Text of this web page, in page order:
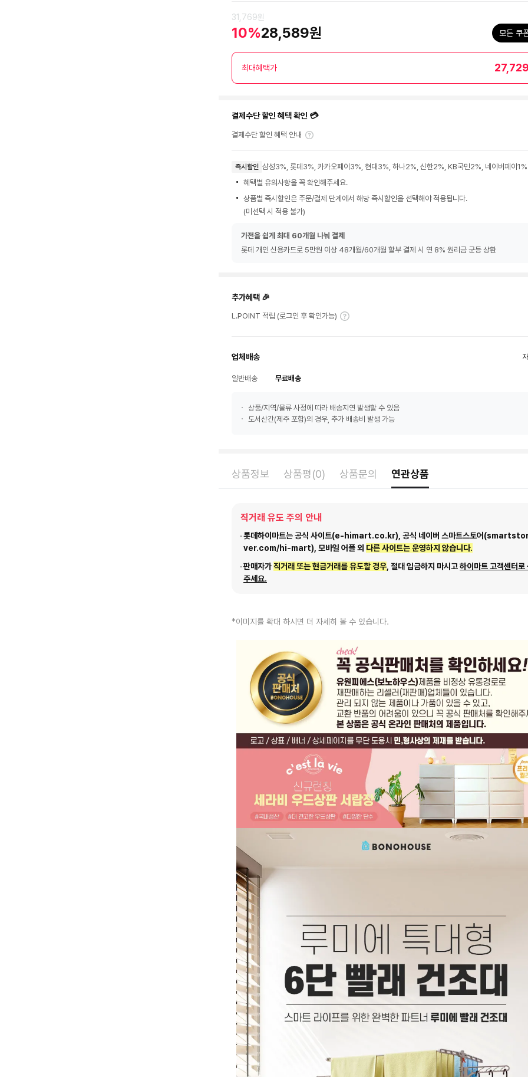
31,769원
10%28,589원 모든 쿠
최대혜택가
결제수단 할인 혜택 확인 💳
결제수단 할인 혜택 안내
즉시할인 삼성3%, 롯데3%, 카카오페이3%, 현대3%, 하나2%, 신한2%, KB국민2%, 네이버페이1%
혜택별 유의사항을 꼭 확인해주세요.
상품별 즉시할인은 주문/결제 단계에서 해당 즉시할인을 선택해야 적용됩니다.
(미선택 시 적용 불가)
가전을 쉽게 최대 60개월 나눠 결제
롯데 개인 신용카드로 5만원 이상 48개월/60개월 할부 결제 시 연 8% 원리금 균등 상환
추가혜택 🎉
L.POINT 적립 (로그인 후 확인가능)
업체배송
일반배송 무료배송
상품/지역/물류 사정에 따라 배송지연 발생할 수 있음
도서산간(제주 포함)의 경우, 추가 배송비 발생 가능
상품정보 상품평(0) 상품문의 연관상품
직거래 유도 주의 안내
롯데하이마트는 공식 사이트(e-himart.co.kr), 공식 네이버 스마트스토어
ver.com/hi-mart), 모바일 어플 외 다른 사이트는 운영하지 않습니다.
판매자가직거래 또는 현금거래를 유도할 경우 , 절대 입금하지 마시고하이마트 고객센터로
주세요.
*이미지를 확대 하시면 더 자세히 볼 수 있습니다.